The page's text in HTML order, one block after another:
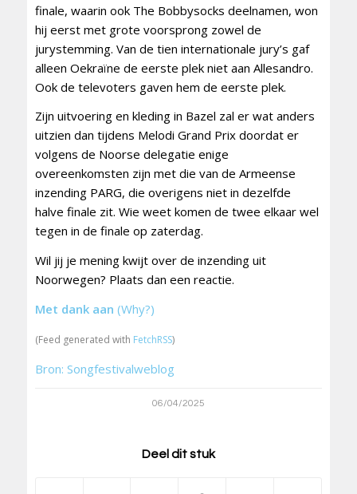
finale, waarin ook The Bobbysocks deelnamen, won
hij eerst met grote voorsprong zowel de
jurystemming. Van de tien internationale jury’s gaf
alleen Oekraïne de eerste plek niet aan Allesandro.
Ook de televoters gaven hem de eerste plek.
Zijn uitvoering en kleding in Bazel zal er wat anders
uitzien dan tijdens Melodi Grand Prix doordat er
volgens de Noorse delegatie enige
overeenkomsten zijn met die van de Armeense
inzending PARG, die overigens niet in dezelfde
halve finale zit. Wie weet komen de twee elkaar wel
tegen in de finale op zaterdag.
Wil jij je mening kwijt over de inzending uit
Noorwegen? Plaats dan een reactie.
Met dank aan (Why?)
(Feed generated with FetchRSS)
Bron: Songfestivalweblog
06/04/2025
Deel dit stuk